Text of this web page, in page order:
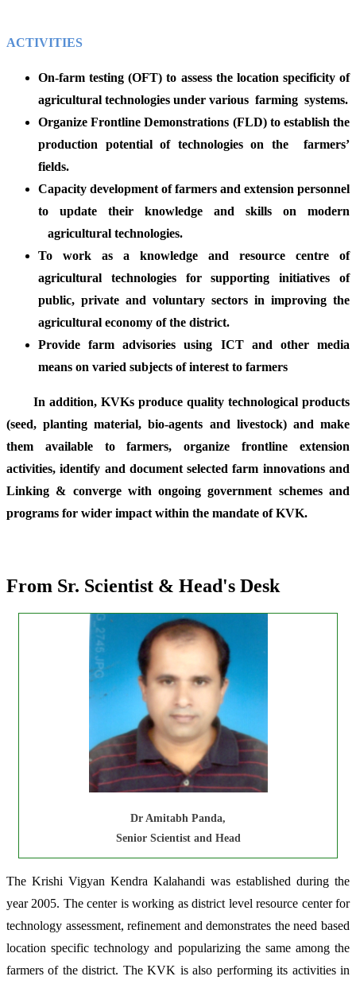
ACTIVITIES
On-farm testing (OFT) to assess the location specificity of
agricultural technologies under various farming systems.
Organize Frontline Demonstrations (FLD) to establish the
production potential of technologies on the farmers’
fields.
Capacity development of farmers and extension personnel
to update their knowledge and skills on modern
agricultural technologies.
To work as a knowledge and resource centre of
agricultural technologies for supporting initiatives of
public, private and voluntary sectors in improving the
agricultural economy of the district.
Provide farm advisories using ICT and other media
means on varied subjects of interest to farmers
In addition, KVKs produce quality technological products
(seed, planting material, bio-agents and livestock) and make
them available to farmers, organize frontline extension
activities, identify and document selected farm innovations and
Linking & converge with ongoing government schemes and
programs for wider impact within the mandate of KVK.
From Sr. Scientist & Head's Desk
Dr Amitabh Panda,
Senior Scientist and Head
The Krishi Vigyan Kendra Kalahandi was established during the
year 2005. The center is working as district level resource center for
technology assessment, refinement and demonstrates the need based
location specific technology and popularizing the same among the
farmers of the district. The KVK is also performing its activities in